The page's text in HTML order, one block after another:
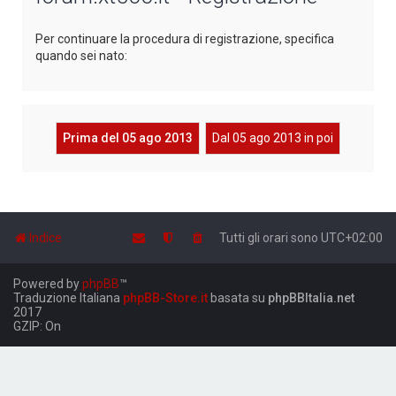
Per continuare la procedura di registrazione, specifica
quando sei nato:
Prima del 05 ago 2013 Dal 05 ago 2013 in poi
Indice Tutti gli orari sono UTC+02:00
Powered byphpBB™
Traduzione Italiana phpBB-Store.it basata su phpBBItalia.net
2017
GZIP: On